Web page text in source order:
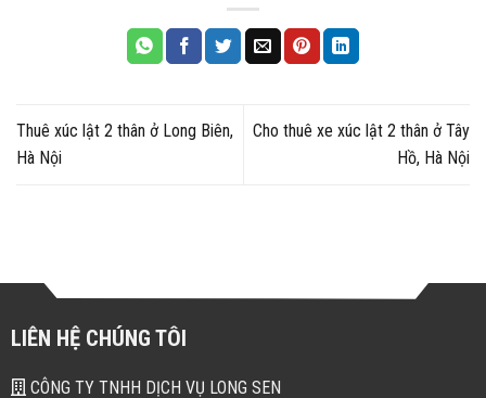
Thuê xúc lật 2 thân ở Long Biên,
Hà Nội
Cho thuê xe xúc lật 2 thân ở Tây
Hồ, Hà Nội
LIÊN HỆ CHÚNG TÔI
CÔNG TY TNHH DỊCH VỤ LONG SEN